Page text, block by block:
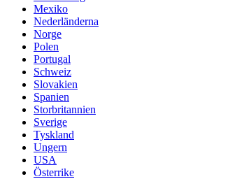
Mexiko
Nederländerna
Norge
Polen
Portugal
Schweiz
Slovakien
Spanien
Storbritannien
Sverige
Tyskland
Ungern
USA
Österrike